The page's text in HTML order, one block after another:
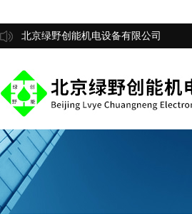
北京绿野创能机电设备有限公司